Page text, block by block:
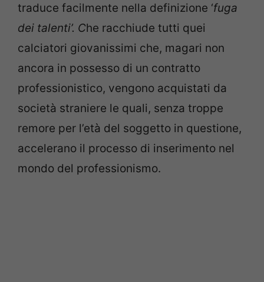
traduce facilmente nella definizione ‘fuga
dei talenti’. Che racchiude tutti quei
calciatori giovanissimi che, magari non
ancora in possesso di un contratto
professionistico, vengono acquistati da
società straniere le quali, senza troppe
remore per l’età del soggetto in questione,
accelerano il processo di inserimento nel
mondo del professionismo.